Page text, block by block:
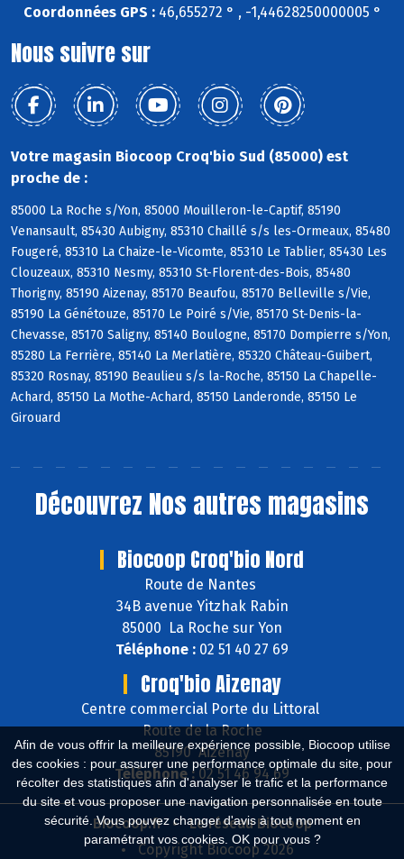
Afin de vous offrir la meilleure expérience possible, Biocoop utilise
des cookies : pour assurer une performance optimale du site, pour
récolter des statistiques afin d'analyser le trafic et la performance
du site et vous proposer une navigation personnalisée en toute
sécurité. Vous pouvez changer d'avis à tout moment en
paramétrant vos cookies. OK pour vous ?
Coordonnées GPS :46,655272 ° , -1,44628250000005 °
Nous suivre sur
Votre magasin Biocoop Croq'bio Sud (85000) est
proche de :
85000 La Roche s/Yon, 85000 Mouilleron-le-Captif, 85190
Venansault, 85430 Aubigny, 85310 Chaillé s/s les-Ormeaux, 85480
Fougeré, 85310 La Chaize-le-Vicomte, 85310 Le Tablier, 85430 Les
Clouzeaux, 85310 Nesmy, 85310 St-Florent-des-Bois, 85480
Thorigny, 85190 Aizenay, 85170 Beaufou, 85170 Belleville s/Vie,
85190 La Génétouze, 85170 Le Poiré s/Vie, 85170 St-Denis-la-
Chevasse, 85170 Saligny, 85140 Boulogne, 85170 Dompierre s/Yon,
85280 La Ferrière, 85140 La Merlatière, 85320 Château-Guibert,
85320 Rosnay, 85190 Beaulieu s/s la-Roche, 85150 La Chapelle-
Achard, 85150 La Mothe-Achard, 85150 Landeronde, 85150 Le
Girouard
Découvrez Nos autres magasins
Biocoop Croq'bio Nord
Route de Nantes
34B avenue Yitzhak Rabin
85000 La Roche sur Yon
Téléphone : 02 51 40 27 69
Croq'bio Aizenay
Centre commercial Porte du Littoral
Route de la Roche
85190 Aizenay
Téléphone : 02 51 46 94 69
Biocoop.fr
Le réseau Biocoop
Copyright Biocoop 2026